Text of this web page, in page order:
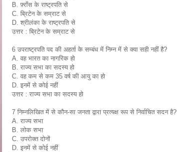
B. फ़्राँस के राष्ट्रपति से
C. ब्रिटेन के सम्राट से
D. श्रीलंका के राष्ट्रपति से
उत्तर : ब्रिटेन के सम्राट से
6 उपराष्ट्रपति पद की अहर्ता के सम्बंध में निम्न में से क्या सही नहीं है?
A. वह भारत का नागरिक हो
B. राज्य सभा का सदस्य हो
C. वह कम से कम 35 वर्ष की आयु का हो
D. इनमें से कोई नहीं
उत्तर : राज्य सभा का सदस्य हो
7 निम्नलिखित में से कौन-सा जनता द्वारा प्रत्यक्ष रूप से निर्वाचित सदन है?
A. राज्य सभा
B. लोक सभा
C. उपरोक्त दोनों
D. इनमें से कोई नहीं